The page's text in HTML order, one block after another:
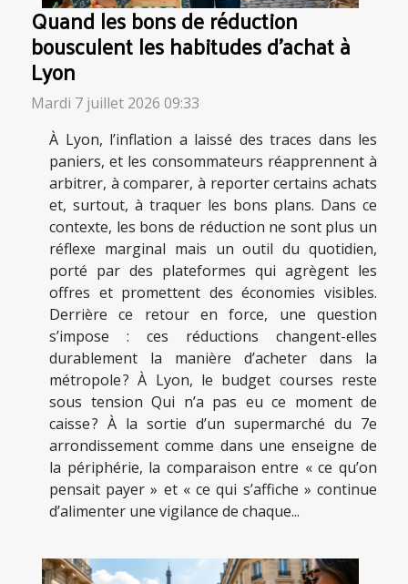
Quand les bons de réduction
bousculent les habitudes d’achat à
Lyon
Mardi 7 juillet 2026 09:33
À Lyon, l’inflation a laissé des traces dans les
paniers, et les consommateurs réapprennent à
arbitrer, à comparer, à reporter certains achats
et, surtout, à traquer les bons plans. Dans ce
contexte, les bons de réduction ne sont plus un
réflexe marginal mais un outil du quotidien,
porté par des plateformes qui agrègent les
offres et promettent des économies visibles.
Derrière ce retour en force, une question
s’impose : ces réductions changent-elles
durablement la manière d’acheter dans la
métropole ? À Lyon, le budget courses reste
sous tension Qui n’a pas eu ce moment de
caisse ? À la sortie d’un supermarché du 7e
arrondissement comme dans une enseigne de
la périphérie, la comparaison entre « ce qu’on
pensait payer » et « ce qui s’affiche » continue
d’alimenter une vigilance de chaque...